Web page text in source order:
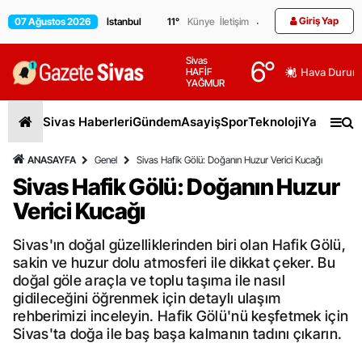
07 Ağustos 2026 11° Künye İletişim Giriş Yap
Sivas
HAFİF
YAĞMUR
6° Hava
Sivas HaberleriGündemAsayişSporTeknolojiYaşam
ANASAYFA Genel Sivas Hafik Gölü: Doğanın Huzur Verici Kucağı
Sivas Hafik Gölü: Doğanın Huzur
Verici Kucağı
Sivas'ın doğal güzelliklerinden biri olan Hafik Gölü,
sakin ve huzur dolu atmosferi ile dikkat çeker. Bu
doğal göle araçla ve toplu taşıma ile nasıl
gidileceğini öğrenmek için detaylı ulaşım
rehberimizi inceleyin. Hafik Gölü'nü keşfetmek için
Sivas'ta doğa ile baş başa kalmanın tadını çıkarın.